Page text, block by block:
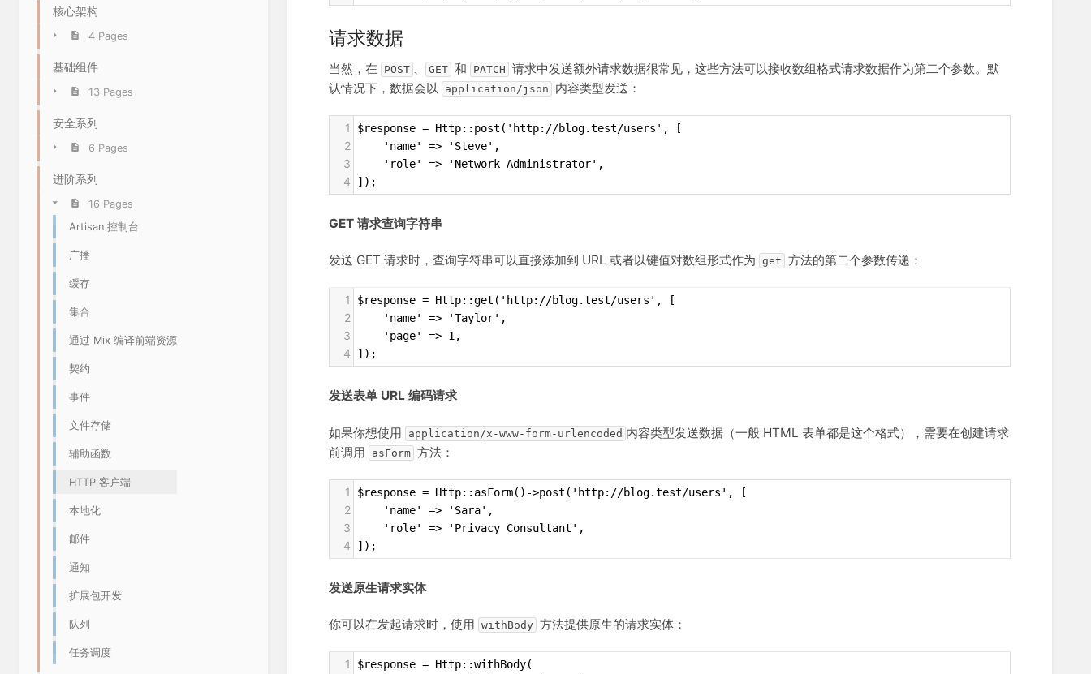
核心架构
4 Pages
基础组件
13 Pages
安全系列
6 Pages
进阶系列
16 Pages
Artisan 控制台
广播
缓存
集合
通过 Mix 编译前端资源
契约
事件
文件存储
辅助函数
HTTP 客户端
本地化
邮件
通知
扩展包开发
队列
任务调度
请求数据
当然，在 POST 、 GET 和 PATCH 请求中发送额外请求数据很常见，这些方法可以接收数组格式请求数据作为第二个参数。默
认情况下，数据会以
application/json 内容类型发送：
1 $response = Http::post('http://blog.test/users', [
2
    'name' => 'Steve',
3
    'role' => 'Network Administrator',
4 ]);
GET 请求查询字符串
发送 GET 请求时，查询字符串可以直接添加到 URL 或者以键值对数组形式作为 get 方法的第二个参数传递：
1 $response = Http::get('http://blog.test/users', [
2
    'name' => 'Taylor',
3
    'page' => 1,
4 ]);
发送表单 URL 编码请求
如果你想使用 application/x-www-form-urlencoded 内容类型发送数据（一般 HTML 表单都是这个格式），需要在创建请求
前调用
asForm 方法：
1 $response = Http::asForm()->post('http://blog.test/users', [
2
    'name' => 'Sara',
3
    'role' => 'Privacy Consultant',
4 ]);
发送原生请求实体
你可以在发起请求时，使用 withBody 方法提供原生的请求实体：
1 $response = Http::withBody(